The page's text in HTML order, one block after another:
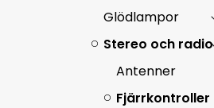
Glödlampor
Stereo och radio
Antenner
Fjärrkontroller